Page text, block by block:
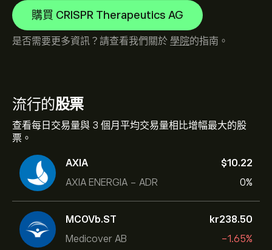
流行的股票
查看每日交易量與 3 個月平均交易量相比增幅最大的股
票。
AXIA
AXIA ENERGIA - ADR
‎$‎10.22
0%
MCOVb.ST
Medicover AB
‎kr‎238.50
-1.65%
購買 CRISPR Therapeutics AG
是否需要更多資訊？請查看我們關於 學院的指南。